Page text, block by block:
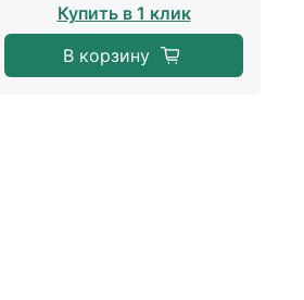
Купить в 1 клик
В корзину